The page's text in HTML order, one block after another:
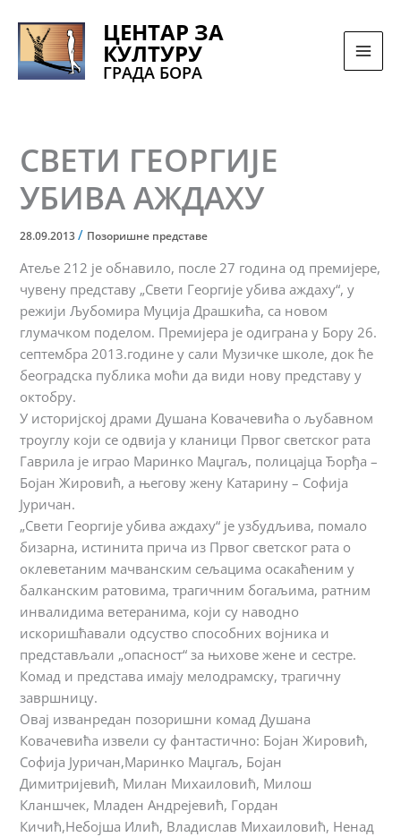
sadržaj
ЦЕНТАР ЗА
КУЛТУРУ
ГРАДА БОРА
СВЕТИ ГЕОРГИЈЕ
УБИВА АЖДАХУ
28.09.2013/ Позоришне представе
Атеље 212 je обнавило, после 27 година од премијере,
чувену представу „Свети Георгије убива аждаху“, у
режији Љубомира Муција Драшкића, са новом
глумачком поделом. Премијера је одиграна у Бору 26.
септембра 2013.године у сали Музичке школе, док ће
београдска публика моћи да види нову представу у
октобру.
У историјској драми Душана Ковачевића о љубавном
троуглу који се одвија у кланици Првог светског рата
Гаврила је играо Маринко Маџгаљ, полицајца Ђорђа –
Бојан Жировић, а његову жену Катарину – Софија
Јуричан.
„Свети Георгије убива аждаху“ је узбудљива, помало
бизарна, истинита прича из Првог светског рата о
оклеветаним мачванским сељацима осакаћеним у
балканским ратовима, трагичним богаљима, ратним
инвалидима ветеранима, који су наводно
искоришћавали одсуство способних војника и
представљали „опасност“ за њихове жене и сестре.
Комад и представа имају мелодрамску, трагичну
завршницу.
Овај изванредан позоришни комад Душана
Ковачевића извели су фантастично: Бојан Жировић,
Софија Јуричан,Маринко Маџгаљ, Бојан
Димитријевић, Милан Михаиловић, Милош
Кланшчек, Младен Андрејевић, Гордан
Кичић,Небојша Илић, Владислав Михаиловић, Ненад